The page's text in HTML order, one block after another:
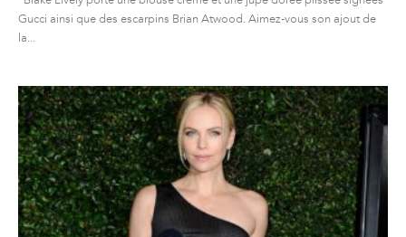
Gucci ainsi que des escarpins Brian Atwood. Aimez-vous son ajout de
la...